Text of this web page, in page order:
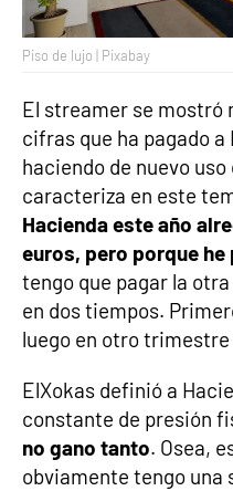
Piso de lujo | Pixabay
El streamer se mostró
cifras que ha pagado
haciendo de nuevo
caracteriza en este
Hacienda este año
euros, pero porque
tengo que pagar la
en dos tiempos.
luego en otro trimestre
ElXokas definió a
constante de presión
no gano tanto. Osea,
obviamente tengo una